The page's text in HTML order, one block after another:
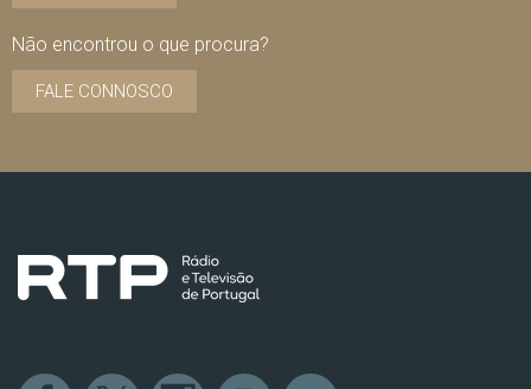
Não encontrou o que procura?
FALE CONNOSCO